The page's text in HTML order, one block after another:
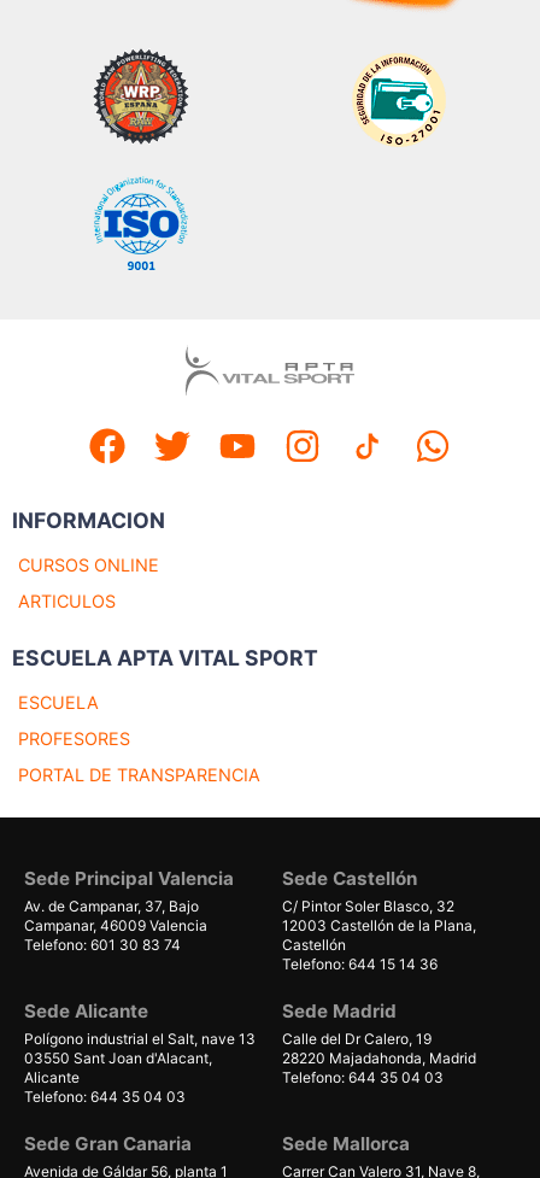
INFORMACION
CURSOS ONLINE
ARTICULOS
ESCUELA APTA VITAL SPORT
ESCUELA
PROFESORES
PORTAL DE TRANSPARENCIA
Sede Principal Valencia
Av. de Campanar, 37, Bajo
Campanar, 46009 Valencia
Telefono: 601 30 83 74
Sede Castellón
C/ Pintor Soler Blasco, 32
12003 Castellón de la Plana,
Castellón
Telefono: 644 15 14 36
Sede Alicante
Polígono industrial el Salt, nave 13
03550 Sant Joan d'Alacant,
Alicante
Telefono: 644 35 04 03
Sede Madrid
Calle del Dr Calero, 19
28220 Majadahonda, Madrid
Telefono: 644 35 04 03
Sede Gran Canaria
Avenida de Gáldar 56, planta 1
Sede Mallorca
Carrer Can Valero 31, Nave 8,